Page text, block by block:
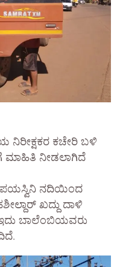
ನಿರೀಕ್ಷಕರ ಕಚೇರಿ ಬಳಿ
ಮಾಹಿತಿ ನೀಡಲಾಗಿದೆ
ಪಯಸ್ವಿನಿ ನದಿಯಿಂದ
ಖದ್ದು ದಾಳಿ
ಬಾಲೆಂಬಿಯವರು